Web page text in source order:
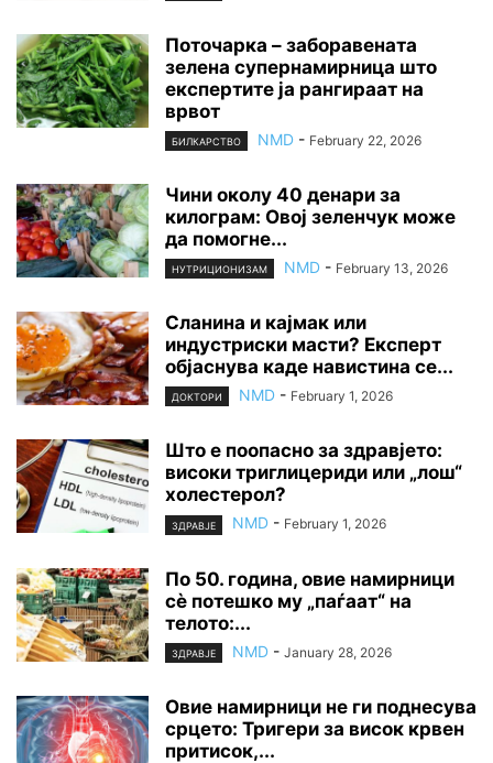
Поточарка – заборавената
зелена супернамирница што
експертите ја рангираат на
врвот
БИЛКАРСТВО NMD - February 22, 2026
Чини околу 40 денари за
килограм: Овој зеленчук може
да помогне...
НУТРИЦИОНИЗАМ NMD - February 13, 2026
Сланина и кајмак или
индустриски масти? Експерт
објаснува каде навистина се...
ДОКТОРИ NMD - February 1, 2026
Што е поопасно за здравјето:
високи триглицериди или „лош“
холестерол?
ЗДРАВЈЕ NMD - February 1, 2026
По 50. година, овие намирници
сè потешко му „паѓаат“ на
телото:...
ЗДРАВЈЕ NMD - January 28, 2026
Овие намирници не ги поднесува
срцето: Тригери за висок крвен
притисок,...